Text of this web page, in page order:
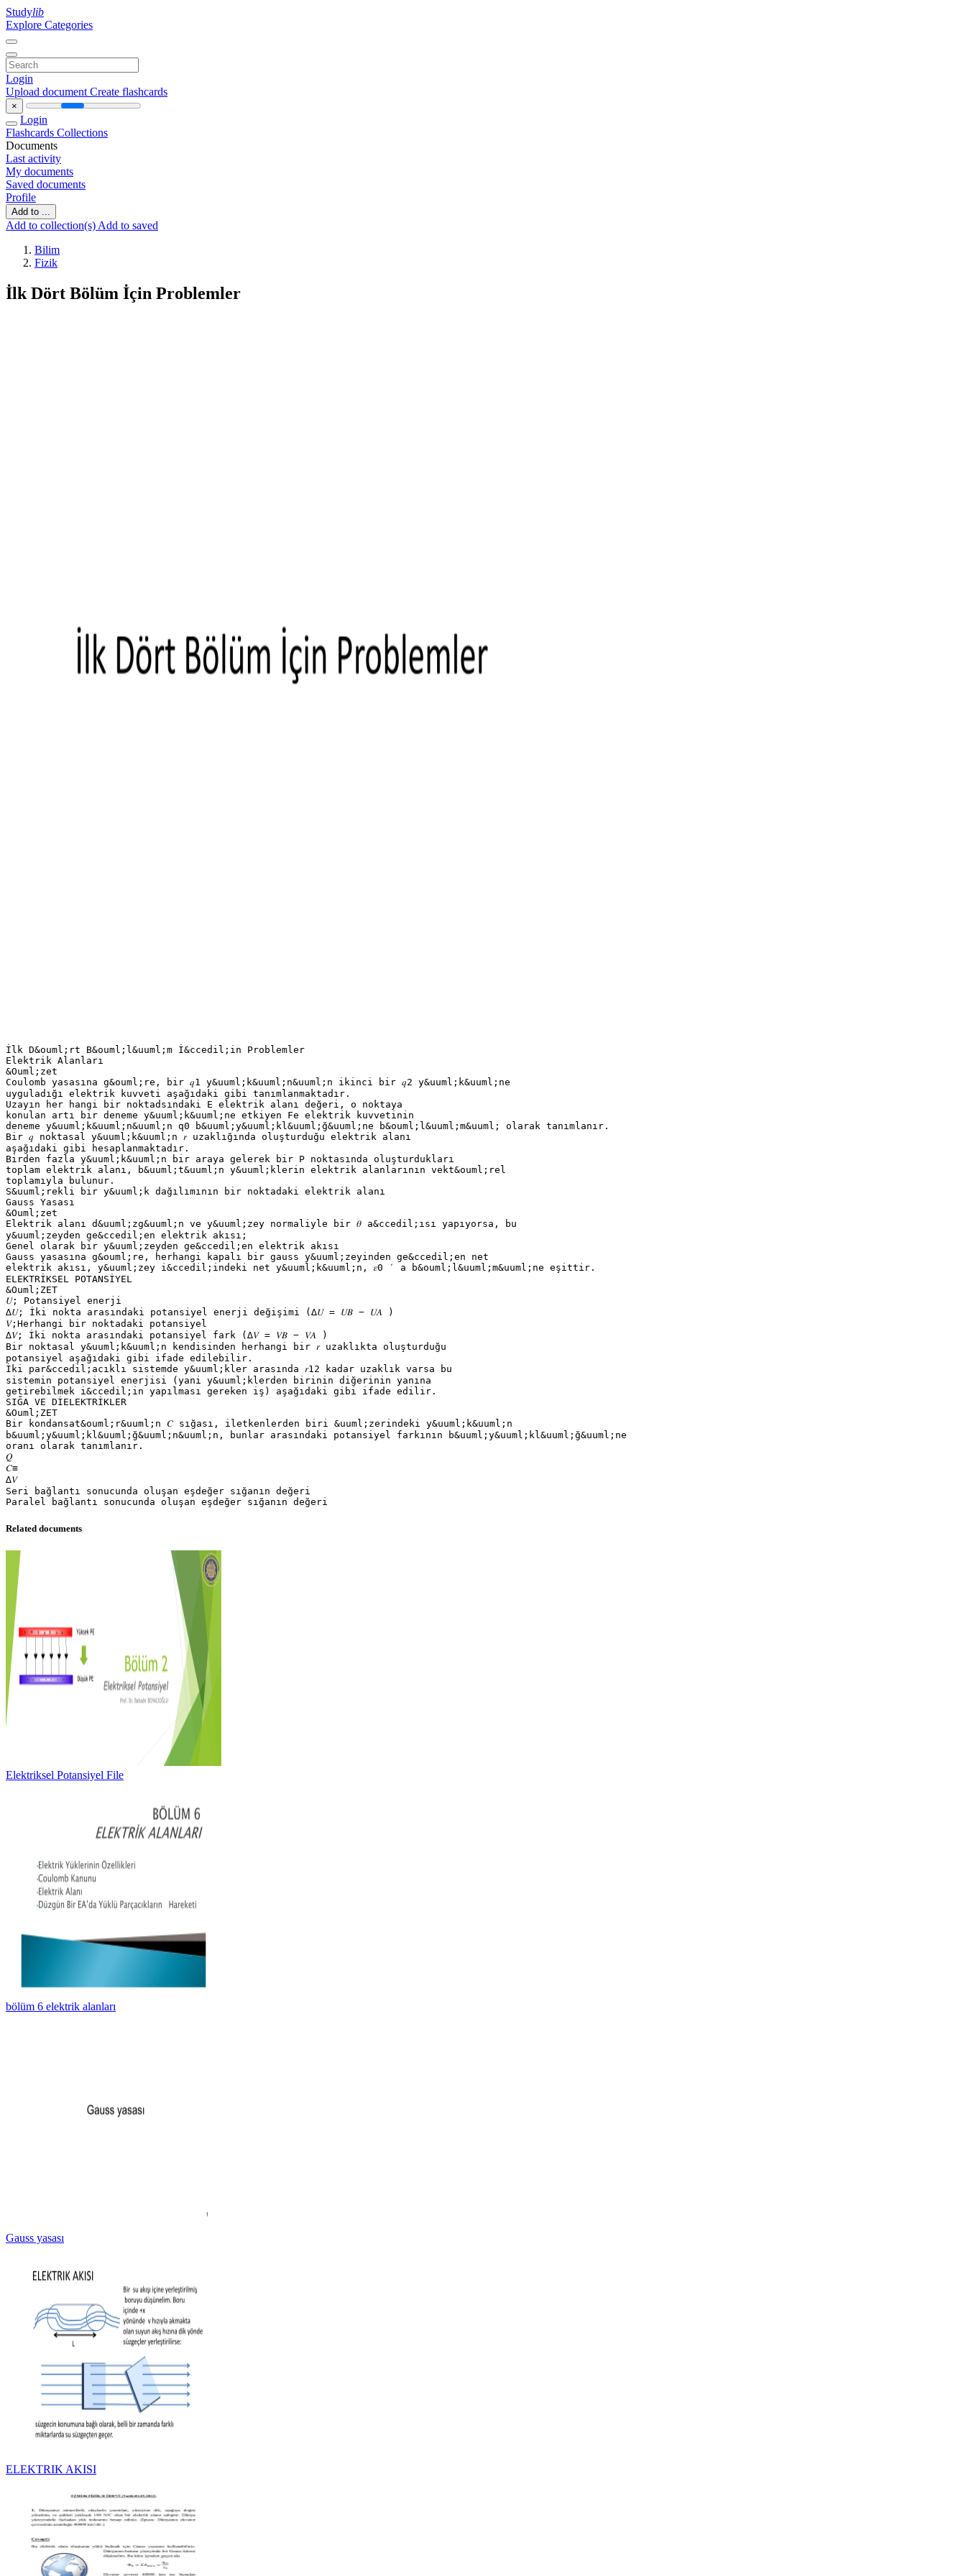
Studylib
Explore Categories
Login
Upload document Create flashcards
×
Login
Flashcards Collections
Documents
Last activity
My documents
Saved documents
Profile
Add to ...
Add to collection(s) Add to saved
Bilim
Fizik
İlk Dört Bölüm İçin Problemler
İlk D&ouml;rt B&ouml;l&uuml;m İ&ccedil;in Problemler
Elektrik Alanları
&Ouml;zet
Coulomb yasasına g&ouml;re, bir 𝑞1 y&uuml;k&uuml;n&uuml;n ikinci bir 𝑞2 y&uuml;k&uuml;ne
uyguladığı elektrik kuvveti aşağıdaki gibi tanımlanmaktadır.
Uzayın her hangi bir noktadsındaki E elektrik alanı değeri, o noktaya
konulan artı bir deneme y&uuml;k&uuml;ne etkiyen Fe elektrik kuvvetinin
deneme y&uuml;k&uuml;n&uuml;n q0 b&uuml;y&uuml;kl&uuml;ğ&uuml;ne b&ouml;l&uuml;m&uuml; olarak tanımlanır.
Bir 𝑞 noktasal y&uuml;k&uuml;n 𝑟 uzaklığında oluşturduğu elektrik alanı
aşağıdaki gibi hesaplanmaktadır.
Birden fazla y&uuml;k&uuml;n bir araya gelerek bir P noktasında oluşturdukları
toplam elektrik alanı, b&uuml;t&uuml;n y&uuml;klerin elektrik alanlarının vekt&ouml;rel
toplamıyla bulunur.
S&uuml;rekli bir y&uuml;k dağılımının bir noktadaki elektrik alanı
Gauss Yasası
&Ouml;zet
Elektrik alanı d&uuml;zg&uuml;n ve y&uuml;zey normaliyle bir 𝜃 a&ccedil;ısı yapıyorsa, bu
y&uuml;zeyden ge&ccedil;en elektrik akısı;
Genel olarak bir y&uuml;zeyden ge&ccedil;en elektrik akısı
Gauss yasasına g&ouml;re, herhangi kapalı bir gauss y&uuml;zeyinden ge&ccedil;en net
elektrik akısı, y&uuml;zey i&ccedil;indeki net y&uuml;k&uuml;n, 𝜀0 ′ a b&ouml;l&uuml;m&uuml;ne eşittir.
ELEKTRİKSEL POTANSİYEL
&Ouml;ZET
𝑈; Potansiyel enerji
∆𝑈; İki nokta arasındaki potansiyel enerji değişimi (∆𝑈 = 𝑈𝐵 − 𝑈𝐴 )
𝑉;Herhangi bir noktadaki potansiyel
∆𝑉; İki nokta arasındaki potansiyel fark (∆𝑉 = 𝑉𝐵 − 𝑉𝐴 )
Bir noktasal y&uuml;k&uuml;n kendisinden herhangi bir 𝑟 uzaklıkta oluşturduğu
potansiyel aşağıdaki gibi ifade edilebilir.
İki par&ccedil;acıklı sistemde y&uuml;kler arasında 𝑟12 kadar uzaklık varsa bu
sistemin potansiyel enerjisi (yani y&uuml;klerden birinin diğerinin yanına
getirebilmek i&ccedil;in yapılması gereken iş) aşağıdaki gibi ifade edilir.
SIĞA VE DİELEKTRİKLER
&Ouml;ZET
Bir kondansat&ouml;r&uuml;n 𝐶 sığası, iletkenlerden biri &uuml;zerindeki y&uuml;k&uuml;n
b&uuml;y&uuml;kl&uuml;ğ&uuml;n&uuml;n, bunlar arasındaki potansiyel farkının b&uuml;y&uuml;kl&uuml;ğ&uuml;ne
oranı olarak tanımlanır.
𝑄
𝐶≡
∆𝑉
Seri bağlantı sonucunda oluşan eşdeğer sığanın değeri
Related documents
Elektriksel Potansiyel File
bölüm 6 elektrik alanları
Gauss yasası
ELEKTRIK AKISI